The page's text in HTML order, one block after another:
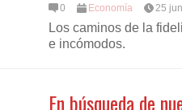
0 Economía 25
Los caminos de la
e incómodos.
En búsqueda de